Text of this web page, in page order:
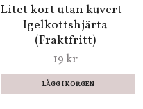
Litet kort utan kuvert -
Igelkottshjärta
(Fraktfritt)
19 kr